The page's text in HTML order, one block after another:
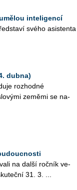
inteligencí
svého asi­s­ten­ta
dubna)
rozhodné
ze­mě­mi se na­
na další roč­ník ve­
31. 3. ...